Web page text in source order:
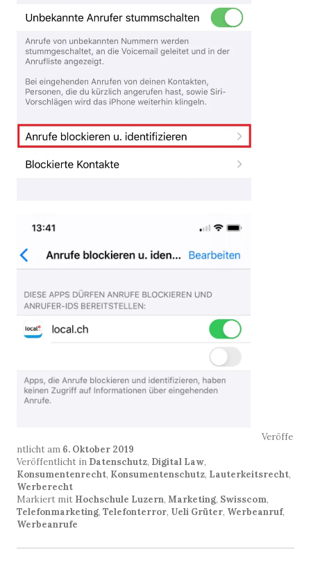
Veröffe
ntlicht am 6. Oktober 2019
Veröffentlicht in Datenschutz, Digital Law,
Konsumentenrecht, Konsumentenschutz, Lauterkeitsrecht,
Werberecht
Markiert mit Hochschule Luzern, Marketing, Swisscom,
Telefonmarketing, Telefonterror, Ueli Grüter, Werbeanruf,
Werbeanrufe